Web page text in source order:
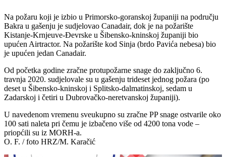
Na požaru koji je izbio u Primorsko-goranskoj županiji na području
Bakra u gašenju je sudjelovao Canadair, dok je na požarište
Kistanje-Krnjeuve-Đevrske u Šibensko-kninskoj županiji bio
upućen Airtractor. Na požarište kod Sinja (brdo Pavića nebesa) bio
je upućen jedan Canadair.
Od početka godine zračne protupožarne snage do zaključno 6.
travnja 2020. sudjelovale su u gašenju trideset jednog požara (po
deset u Šibensko-kninskoj i Splitsko-dalmatinskoj, sedam u
Zadarskoj i četiri u Dubrovačko-neretvanskoj županiji).
U navedenom vremenu sveukupno su zračne PP snage ostvarile oko
100 sati naleta pri čemu je izbačeno više od 4200 tona vode –
priopćili su iz MORH-a.
O. F. / foto HRZ/M. Karačić